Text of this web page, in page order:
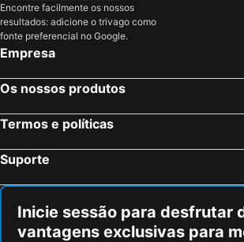
Mogami, Tohoku Hotéis
Tóquio, Kanto Hotéis
Quioto, Kinki Hotéis
Takayama, Chubu e Hokuriku Hotéis
Hiroshima,
Nagoya, Chubu e Hokuriku Hotéis
Encontre facilmente os nossos
resultados: adicione o trivago como
fonte preferencial no Google.
Empresa
Os nossos produtos
Termos e políticas
Suporte
Inicie sessão para desfrutar
vantagens exclusivas para